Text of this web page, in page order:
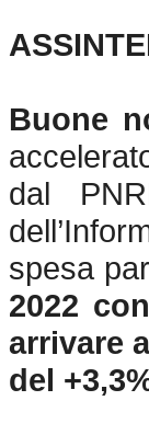
Buone
dal
spesa
2022
arrivare
del